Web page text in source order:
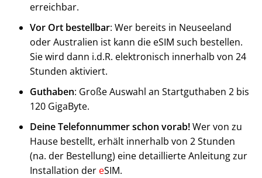
erreichbar.
Vor Ort bestellbar: Wer bereits in Neuseeland
oder Australien ist kann die eSIM such bestellen.
Sie wird dann i.d.R. elektronisch innerhalb von 24
Stunden aktiviert.
Guthaben: Große Auswahl an Startguthaben 2 bis
120 GigaByte.
Deine Telefonnummer schon vorab!Wer von zu
Hause bestellt, erhält innerhalb von 2 Stunden
(na. der Bestellung) eine detaillierte Anleitung zur
Installation der eSIM.